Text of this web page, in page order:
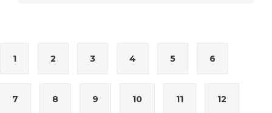
1 2 3 4 5 6
7 8 9 10 11 12